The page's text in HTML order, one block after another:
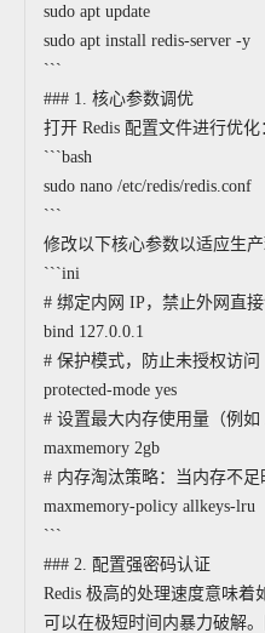
sudo apt update
sudo apt install redis-server -y
```
### 1. 核心参数调优
打开 Redis 配置文件进行优化
```bash
sudo nano /etc/redis/redis.conf
```
修改以下核心参数以适应生产
```ini
# 绑定内网 IP，禁止外网直
bind 127.0.0.1
# 保护模式，防止未授权访问
protected-mode yes
# 设置最大内存使用量（例如
maxmemory 2gb
# 内存淘汰策略：当内存不
maxmemory-policy allkeys-lru
```
### 2. 配置强密码认证
Redis 极高的处理速度意味
可以在极短时间内暴力破解